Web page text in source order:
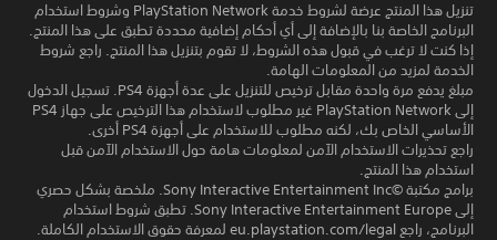
تنزيل هذا المنتج عرضة لشروط خدمة PlayStation Network وشروط استخدام
البرنامج الخاصة بنا بالإضافة إلى أي أحكام إضافية محددة تطبق على هذا المنتج.
إذا كنت لا ترغب في قبول هذه الشروط، لا تقوم بتنزيل هذا المنتج. راجع شروط
الخدمة لمزيد من المعلومات الهامة.
مبلغ يدفع مرة واحدة مقابل ترخيص للتنزيل على عدة أجهزة PS4. تسجيل الدخول
إلى PlayStation Network غير مطلوب لاستخدام هذا الترخيص على جهاز PS4
الأساسي الخاص بك، لكنه مطلوب للاستخدام على أجهزة PS4 أخرى.
راجع تحذيرات الاستخدام الآمن لمعلومات هامة حول الاستخدام الآمن قبل
استخدام هذا المنتج.
برامج مكتبة ©Sony Interactive Entertainment Inc. ملخصة بشكل حصري
إلى Sony Interactive Entertainment Europe. تطبق شروط استخدام
البرنامج، راجع eu.playstation.com/legal لمعرفة حقوق الاستخدام الكاملة.